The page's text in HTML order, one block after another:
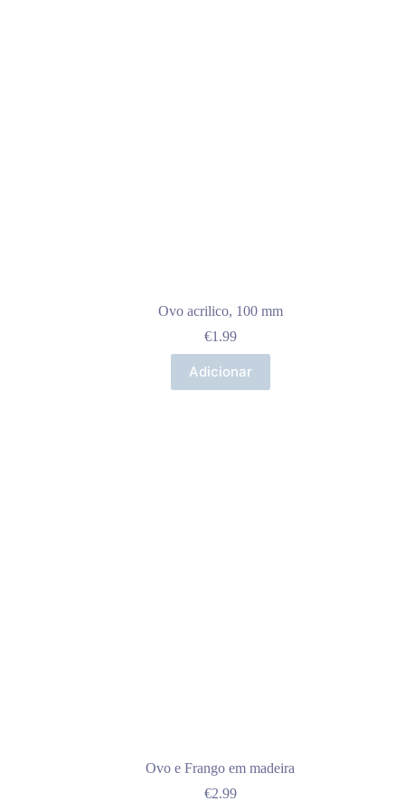
Ovo acrilico, 100 mm
€1.99
Adicionar
Ovo e Frango em madeira
€2.99